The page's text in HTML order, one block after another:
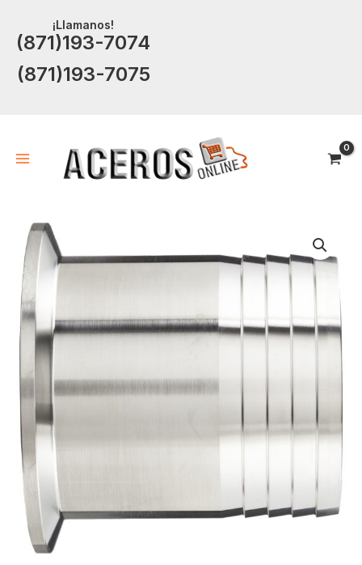
contenido
¡Llamanos!
(871)193-7074
(871)193-7075